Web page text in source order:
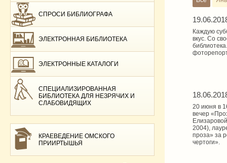
СПРОСИ БИБЛИОГРАФА
ЭЛЕКТРОННАЯ БИБЛИОТЕКА
ЭЛЕКТРОННЫЕ КАТАЛОГИ
СПЕЦИАЛИЗИРОВАННАЯ
БИБЛИОТЕКА ДЛЯ НЕЗРЯЧИХ И
СЛАБОВИДЯЩИХ
КРАЕВЕДЕНИЕ ОМСКОГО
ПРИИРТЫШЬЯ
Каждую
вкус. Со
20 июня в
вечер
2004),
проза» за
чертоги».